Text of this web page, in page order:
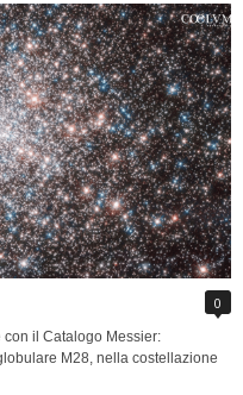
0
il Catalogo Messier:
M28, nella costellazione